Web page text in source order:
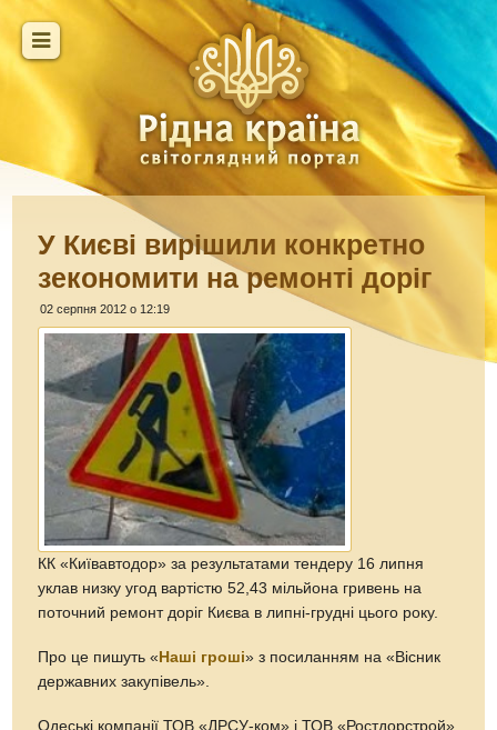
У Києві вирішили конкретно
зекономити на ремонті доріг
02 серпня 2012 о 12:19
КК «Київавтодор» за результатами тендеру 16 липня
уклав низку угод вартістю 52,43 мільйона гривень на
поточний ремонт доріг Києва в липні-грудні цього року.
Про це пишуть « Наші гроші» з посиланням на «Вісник
державних закупівель».
Одеські компанії ТОВ «ДРСУ-ком» і ТОВ «Ростдорстрой»